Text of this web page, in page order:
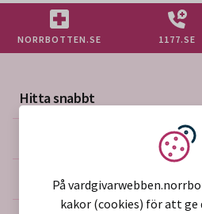
NORRBOTTEN.SE 1177.SE
Hitta snabbt
Mer på vårdgivarwebben
Om webbplatsen
Vi
På
kakor (cookies) för att